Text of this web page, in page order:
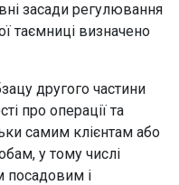
засади регулювання
таємниці визначено
другого частини
про операції та
самим клієнтам або
у тому числі
посадовим і